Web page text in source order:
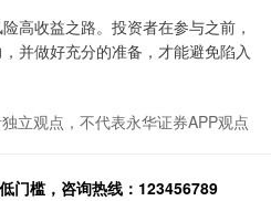
高收益之路。投资者在参与之前，
并做好充分的准备，才能避免陷入
立观点，不代表永华证券APP观点
门槛，咨询热线：123456789